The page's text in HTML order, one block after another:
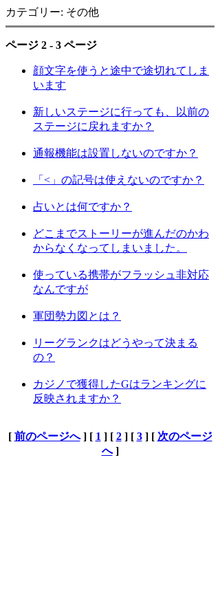
カテゴリー: その他
ページ 2 - 3 ページ
顔文字を使うと途中で途切れてしま
います
新しいステージに行っても、以前の
ステージに戻れますか？
通報機能は設置しないのですか？
「<」の記号は使えないのですか？
占いとは何ですか？
どこまでストーリーが進んだのかわ
からなくなってしまいました。
使っている携帯がフラッシュ非対応
なんですが
軍団勢力図とは？
リーグランクはどうやって決まる
の？
カジノで獲得したGはランキングに
反映されますか？
[ 前のページへ] [ 1 ] [ 2] [ 3] [ 次のページ
へ]